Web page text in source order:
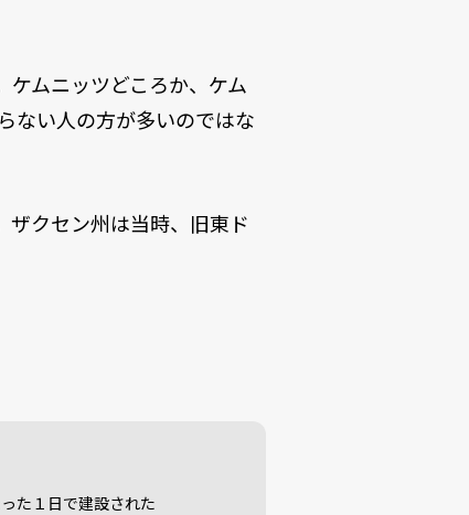
ケムニッツどころか、ケム
ない人の方が多いのではな
ザクセン州は当時、旧東ド
た１日で建設された